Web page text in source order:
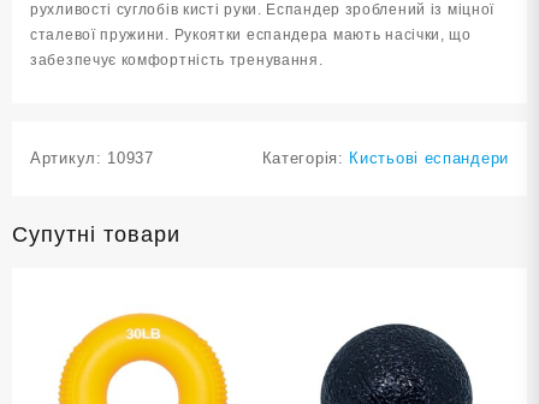
рухливості суглобів кисті руки. Еспандер зроблений із міцної
сталевої пружини. Рукоятки еспандера мають насічки, що
забезпечує комфортність тренування.
Артикул: 10937 Категорія: Кистьові еспандери
Супутні товари